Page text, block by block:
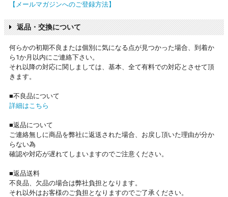
【メールマガジンへのご登録方法】
返品・交換について
何らかの初期不良または個別に気になる点が見つかった場合、到着か
ら1か月以内にご連絡下さい。
それ以降の対応に関しましては、基本、全て有料での対応とさせて頂
きます。
■不良品について
詳細はこちら
■返品について
ご連絡無しに商品を弊社に返送された場合、お戻し頂いた理由が分か
らない為
確認や対応が遅れてしまいますのでご注意ください。
■返品送料
不良品、欠品の場合は弊社負担となります。
それ以外はお客様のご負担となりますのでご了承ください。